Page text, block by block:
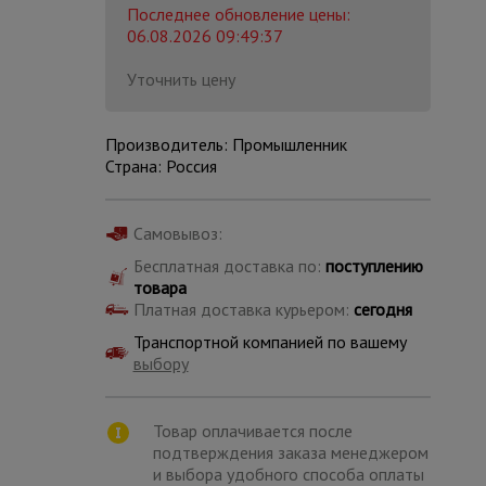
Последнее обновление цены:
06.08.2026 09:49:37
Уточнить цену
Производитель: Промышленник
Страна: Россия
Самовывоз:
Бесплатная доставка по: поступлению
товара
Платная доставка курьером: сегодня
Транспортной компанией по вашему
выбору
Товар оплачивается после
подтверждения заказа менеджером
и выбора удобного способа оплаты